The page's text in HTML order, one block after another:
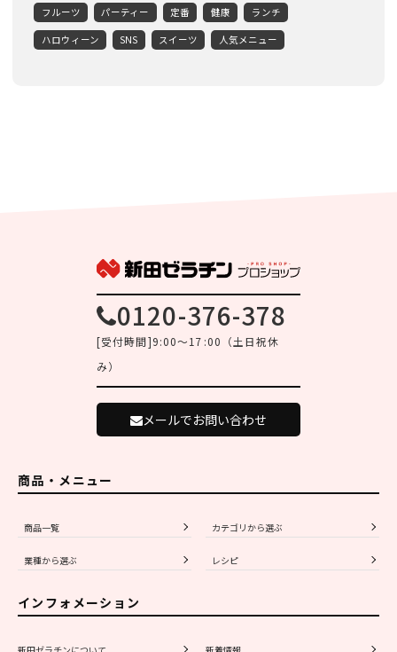
フルーツ パーティー 定番 健康 ランチ
ハロウィーン SNS スイーツ 人気メニュー
0120-376-378
[受付時間]9:00～17:00（土日祝休
み）
メールでお問い合わせ
商品・メニュー
商品一覧 カテゴリから選ぶ
業種から選ぶ レシピ
インフォメーション
新田ゼラチンについて 新着情報